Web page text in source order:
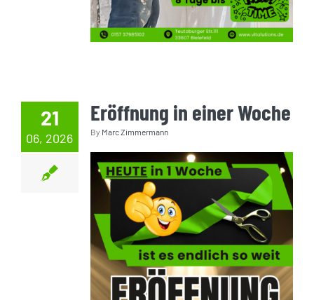
21
06, 2026
Eröffnung in einer Woche
By Marc Zimmermann